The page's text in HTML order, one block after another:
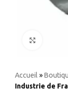
Accueil »
Industrie de